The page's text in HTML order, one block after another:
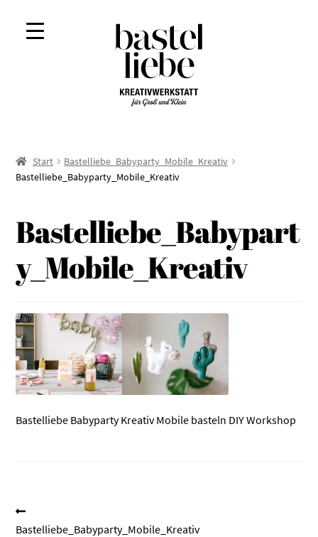
Zur
Navigation
springen
Zum
Inhalt
springen
Start
Bastelliebe_Babyparty_Mobile_Kreativ
Bastelliebe_Babyparty_Mobile_Kreativ
Bastelliebe_Babypart
y_Mobile_Kreativ
Bastelliebe Babyparty Kreativ Mobile basteln DIY Workshop
Beitragsnavigation
Beitrag:
Bastelliebe_Babyparty_Mobile_Kreativ